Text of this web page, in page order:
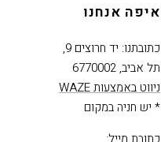
איפה אנחנו
כתובתנו: יד חרוצים 9,
תל אביב, 6770002
ניווט באמצעות WAZE
* יש חניה במקום